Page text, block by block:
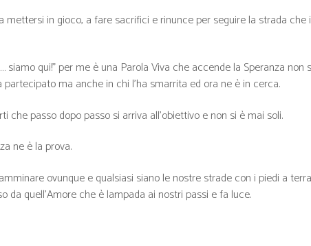
mettersi in gioco, a fare sacrifici e rinunce per seguire la strada che
siamo qui!” per me è una Parola Viva che accende la Speranza non
ma anche in chi l’ha smarrita ed ora ne è in cerca.
che passo dopo passo si arriva all’obiettivo e non si è mai soli.
ne è la prova.
ovunque e qualsiasi siano le nostre strade con i piedi a
da quell’Amore che è lampada ai nostri passi e fa luce.